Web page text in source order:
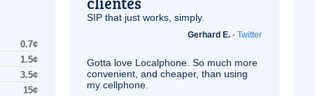
0.7¢
1.5¢
3.5¢
15¢
SIP that just works, simply.
Gerhard E. - Twitter
Gotta love Localphone. So much more
convenient, and cheaper, than using
my cellphone.